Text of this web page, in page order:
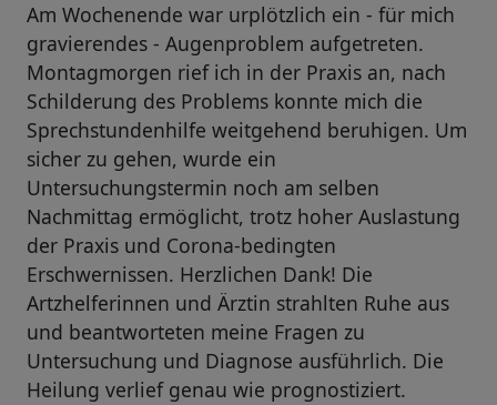
Am Wochenende war urplötzlich ein - für mich
gravierendes - Augenproblem aufgetreten.
Montagmorgen rief ich in der Praxis an, nach
Schilderung des Problems konnte mich die
Sprechstundenhilfe weitgehend beruhigen. Um
sicher zu gehen, wurde ein
Untersuchungstermin noch am selben
Nachmittag ermöglicht, trotz hoher Auslastung
der Praxis und Corona-bedingten
Erschwernissen. Herzlichen Dank! Die
Artzhelferinnen und Ärztin strahlten Ruhe aus
und beantworteten meine Fragen zu
Untersuchung und Diagnose ausführlich. Die
Heilung verlief genau wie prognostiziert.